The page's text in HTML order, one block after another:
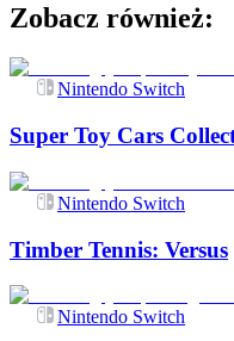
Zobacz również:
Nintendo Switch
Super Toy Cars
Nintendo Switch
Timber Tennis: Versus
Nintendo Switch